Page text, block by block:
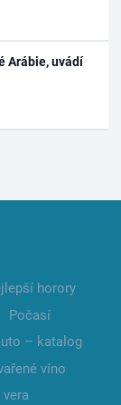
Arábie, uvádí
horory
Počasí
– katalog
víno